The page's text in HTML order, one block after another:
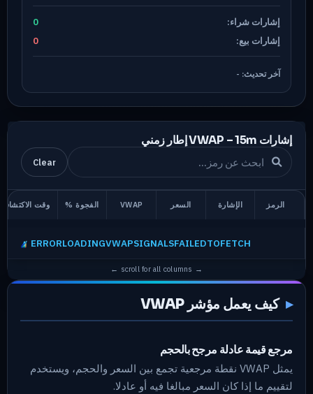
إشارات شراء:
0
إشارات بيع:
0
آخر تحديث: -
إشارات VWAP – 15m إطار زمني
Clear
الرمز الإشارة السعر VWAP الفجوة % وقت الاكتشاف
ERRORLOADINGVWAPSIGNALSFAILEDTOFETCH
كيف يعمل مؤشر VWAP
مرجع قيمة عادلة مرجح بالحجم
يمثل VWAP نقطة مرجعية تجمع بين السعر والحجم، ويستخدم
لتقييم ما إذا كان السعر مبالغا فيه أو عادلا.